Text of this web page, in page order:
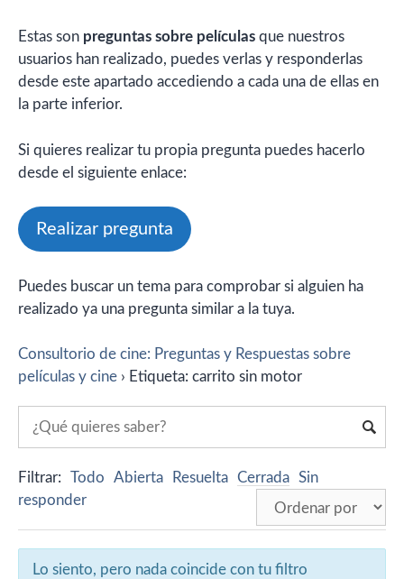
Estas son preguntas sobre películas que nuestros
usuarios han realizado, puedes verlas y responderlas
desde este apartado accediendo a cada una de ellas en
la parte inferior.
Si quieres realizar tu propia pregunta puedes hacerlo
desde el siguiente enlace:
Realizar pregunta
Puedes buscar un tema para comprobar si alguien ha
realizado ya una pregunta similar a la tuya.
Consultorio de cine: Preguntas y Respuestas sobre
películas y cine › Etiqueta: carrito sin motor
Filtrar: Todo Abierta Resuelta Cerrada Sin
responder
Lo siento, pero nada coincide con tu filtro